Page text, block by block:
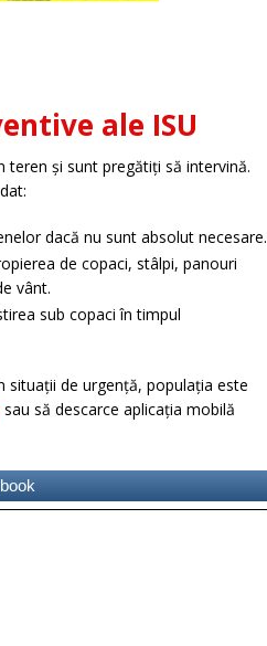
ale ISU
și sunt pregătiți să intervină.
dacă nu sunt absolut necesare.
de copaci, stâlpi, panouri
vânt.
sub copaci în timpul
situații de urgență, populația este
sau să descarce aplicația mobilă